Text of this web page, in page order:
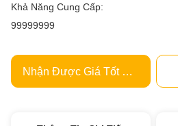
Khả Năng Cung Cấp:
99999999
Nhận Được Giá Tốt Nhất